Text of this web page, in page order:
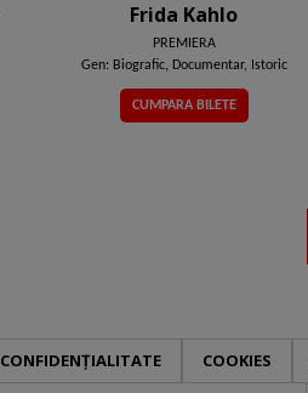
Frida Kahlo
PREMIERA
Gen: Biografic, Documentar, Istoric
CUMPARA BILETE
CONFIDENȚIALITATE COOKIES